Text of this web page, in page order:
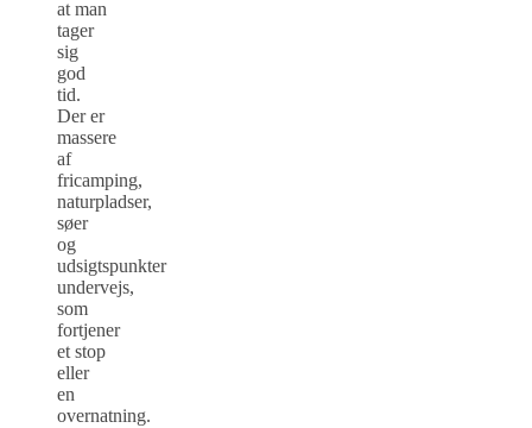
at man
tager
sig
god
tid.
Der er
massere
af
fricamping,
naturpladser,
søer
og
udsigtspunkter
undervejs,
som
fortjener
et stop
eller
en
overnatning.